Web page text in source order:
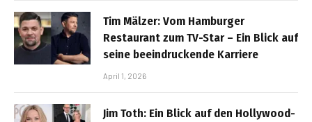
Tim Mälzer: Vom Hamburger
Restaurant zum TV-Star – Ein Blick auf
seine beeindruckende Karriere
April 1, 2026
Jim Toth: Ein Blick auf den Hollywood-